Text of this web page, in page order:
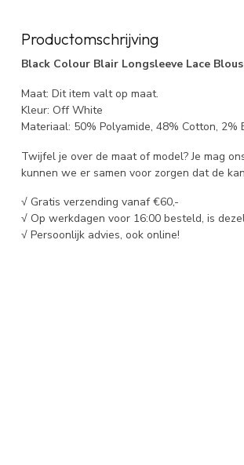
Productomschrijving
Black Colour Blair Longsleeve Lace
Maat: Dit item valt op maat.
Kleur: Off White
Materiaal: 50% Polyamide, 48% Cotton, 2%
Twijfel je over de maat of model? Je mag
kunnen we er samen voor zorgen dat de
√ Gratis verzending vanaf €60,-
√ Op werkdagen voor 16:00 besteld, is
√ Persoonlijk advies, ook online!